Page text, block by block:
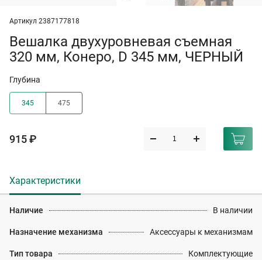
Артикул 2387177818
Вешалка двухуровневая съемная
320 мм, Конеро, D 345 мм, ЧЕРНЫЙ
Глубина
345 475
915 ₽
Характеристики
Наличие В наличии
Назначение механизма Аксессуары к механизмам
Тип товара Комплектующие